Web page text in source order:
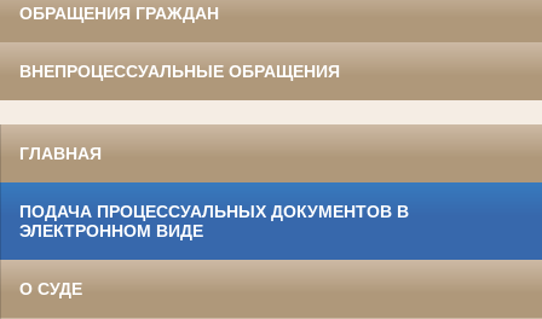
ОБРАЩЕНИЯ ГРАЖДАН
ВНЕПРОЦЕССУАЛЬНЫЕ ОБРАЩЕНИЯ
ГЛАВНАЯ
ПОДАЧА ПРОЦЕССУАЛЬНЫХ ДОКУМЕНТОВ В
ЭЛЕКТРОННОМ ВИДЕ
О СУДЕ